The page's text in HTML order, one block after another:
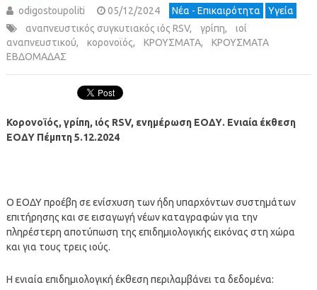
odigostoupoliti 05/12/2024 Νέα - Επικαιρότητα
Υγεία
αναπνευστικός συγκυτιακός ιός RSV, γρίπη,
ιοί
αναπνευστικού, κορονοϊός, ΚΡΟΥΣΜΑΤΑ,
ΚΡΟΥΣΜΑΤΑ
ΕΒΔΟΜΑΔΑΣ
Κορονοϊός, γρίπη, ιός RSV, ενημέρωση ΕΟΔΥ. Ενιαία έκθεση
ΕΟΔΥ Πέμπτη 5.12.2024
Ο ΕΟΔΥ προέβη σε ενίσχυση των ήδη υπαρχόντων συστημάτων
επιτήρησης και σε εισαγωγή νέων καταγραφών για την
πληρέστερη αποτύπωση της επιδημιολογικής εικόνας στη χώρα
και για τους τρεις ιούς.
Η ενιαία επιδημιολογική έκθεση περιλαμβάνει τα δεδομένα: